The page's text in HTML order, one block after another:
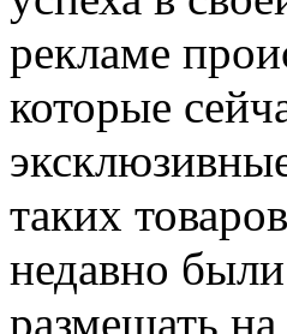
рекламе
которые
таких
недавно
размещать